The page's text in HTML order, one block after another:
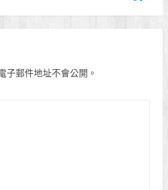
子郵件地址不會公開。